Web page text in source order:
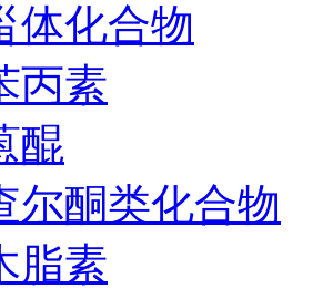
体化合物
丙素
醌
尔酮类化合物
脂素